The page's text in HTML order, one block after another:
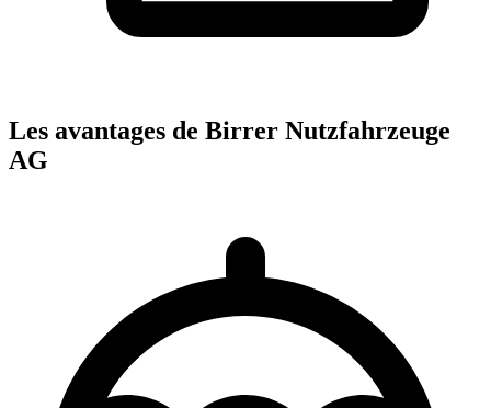
Les avantages de Birrer Nutzfahrzeuge
AG